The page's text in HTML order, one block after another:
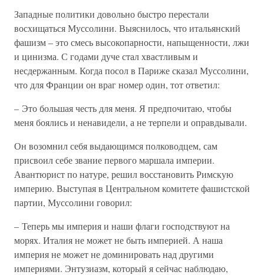
Западные политики довольно быстро перестали
восхищаться Муссолини. Выяснилось, что итальянский
фашизм – это смесь высокопарности, напыщенности, лжи
и цинизма. С годами дуче стал хвастливым и
несдержанным. Когда посол в Париже сказал Муссолини,
что для Франции он враг номер один, тот ответил:
– Это большая честь для меня. Я предпочитаю, чтобы
меня боялись и ненавидели, а не терпели и оправдывали.
Он возомнил себя выдающимся полководцем, сам
присвоил себе звание первого маршала империи.
Авантюрист по натуре, решил восстановить Римскую
империю. Выступая в Центральном комитете фашистской
партии, Муссолини говорил:
– Теперь мы империя и наши флаги господствуют на
морях. Италия не может не быть империей. А наша
империя не может не доминировать над другими
империями. Энтузиазм, который я сейчас наблюдаю,